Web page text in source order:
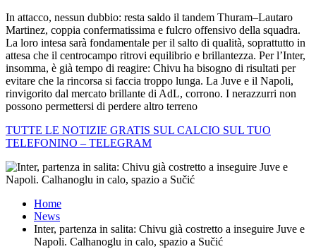
In attacco, nessun dubbio: resta saldo il tandem Thuram–Lautaro
Martinez, coppia confermatissima e fulcro offensivo della squadra.
La loro intesa sarà fondamentale per il salto di qualità, soprattutto in
attesa che il centrocampo ritrovi equilibrio e brillantezza. Per l’Inter,
insomma, è già tempo di reagire: Chivu ha bisogno di risultati per
evitare che la rincorsa si faccia troppo lunga. La Juve e il Napoli,
rinvigorito dal mercato brillante di AdL, corrono. I nerazzurri non
possono permettersi di perdere altro terreno
TUTTE LE NOTIZIE GRATIS SUL CALCIO SUL TUO
TELEFONINO – TELEGRAM
Home
News
Inter, partenza in salita: Chivu già costretto a inseguire Juve e
Napoli. Calhanoglu in calo, spazio a Sučić